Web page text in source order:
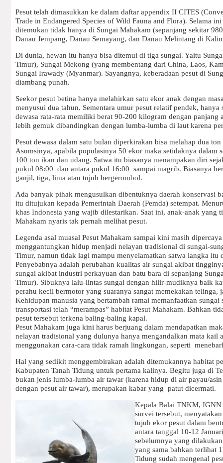
Pesut telah dimasukkan ke dalam daftar appendix II CITES
Trade in Endangered Species of Wild Fauna and Flora). Selama
ditemukan tidak hanya di Sungai Mahakam (sepanjang sekitar
Danau Jempang, Danau Semayang, dan Danau Melintang di
Di dunia, hewan itu hanya bisa ditemui di tiga sungai. Yaitu
Timur), Sungai Mekong (yang membentang dari China, Laos,
Sungai Irawady (Myanmar). Sayangnya, keberadaan pesut di
diambang punah.
Seekor pesut betina hanya melahirkan satu ekor anak dengan
menyusui dua tahun. Sementara umur pesut relatif pendek, hanya
dewasa rata-rata memiliki berat 90-200 kilogram dengan panjang
lebih gemuk dibandingkan dengan lumba-lumba di laut karena
Pesut dewasa dalam satu bulan diperkirakan bisa melahap dua
Asumsinya, apabila populasinya 50 ekor maka setidaknya dalam
100 ton ikan dan udang. Satwa itu biasanya menampakan diri
pukul 08:00 dan antara pukul 16:00 sampai magrib. Biasanya
ganjil, tiga, lima atau tujuh bergerombol.
Ada banyak pihak mengusulkan dibentuknya daerah konservasi
itu ditujukan kepada Pemerintah Daerah (Pemda) setempat.
khas Indonesia yang wajib dilestarikan. Saat ini, anak-anak yang
Mahakam nyaris tak pernah melihat pesut.
Legenda asal muasal Pesut Mahakam sampai kini masih
menggantungkan hidup menjadi nelayan tradisional di sungai-
Timur, namun tidak lagi mampu menyelamatkan satwa langka itu
Penyebabnya adalah perubahan kualitas air sungai akibat
sungai akibat industri perkayuan dan batu bara di sepanjang
Timur). Sibuknya lalu-lintas sungai dengan hilir-mudiknya baik
perahu kecil bermotor yang suaranya sangat memekakan telinga,
Kehidupan manusia yang bertambah ramai memanfaatkan sungai
transportasi telah “merampas” habitat Pesut Mahakam. Bahkan
pesut tersebut terkena baling-baling kapal.
Pesut Mahakam juga kini harus berjuang dalam mendapatkan
nelayan tradisional yang dulunya hanya mengandalkan mata kail
menggunakan cara-cara tidak ramah lingkungan, seperti
Hal yang sedikit menggembirakan adalah ditemukannya habitat
Kabupaten Tanah Tidung untuk pertama kalinya. Begitu juga di
bukan jenis lumba-lumba air tawar (karena hidup di air payau/
dengan pesut air tawar), merupakan kabar yang patut dicermati.
Kepala Balai TNKM, IGNN
survei tersebut,
tujuh ekor pesut dalam
antara tanggal 10-12
sebelumnya yang
yang sama bahkan terlihat
Tidung sudah mengenal